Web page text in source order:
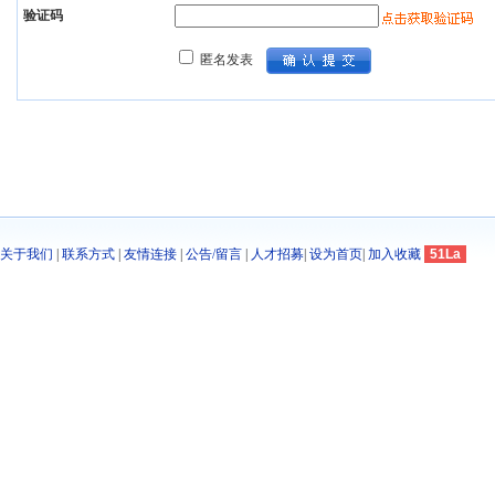
验证码
匿名发表
关于我们 联系方式 友情连接 公告/留言 人才招募 设为首页 加入收藏 51La